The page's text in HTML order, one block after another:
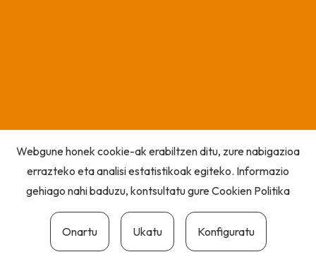
Webgune honek cookie-ak erabiltzen ditu, zure nabigazioa
errazteko eta analisi estatistikoak egiteko. Informazio
gehiago nahi baduzu, kontsultatu gureCookien Politika
Onartu Ukatu Konfiguratu